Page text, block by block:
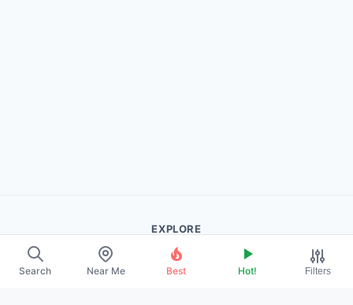
Search Near Me Best Hot! Filters
EXPLORE
About Us